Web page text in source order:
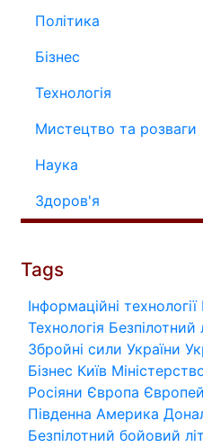
Політика
Бізнес
Технологія
Мистецтво та розваги
Наука
Здоров'я
Tags
Інформаційні технології
Технологія Безпілотний
Збройні сили України
Бізнес Київ
Росіяни Європа
Південна Америка
Безпілотний бойовий